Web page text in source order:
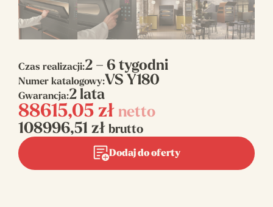
Czas realizacji:2 – 6 tygodni
Numer katalogowy:VS Y180
Gwarancja:2 lata
88615,05 zł netto
108996,51 zł brutto
Dodaj do oferty